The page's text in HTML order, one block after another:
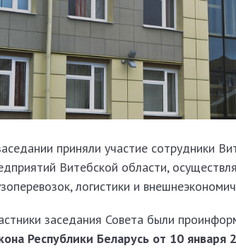
приняли участие сотрудники
Витебской области,
логистики и
заседания Совета были
Республики Беларусь от 10